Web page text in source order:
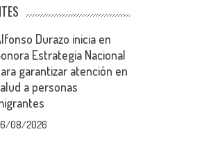
Durazo inicia en
Estrategia Nacional
garantizar atención en
a personas
08/2026